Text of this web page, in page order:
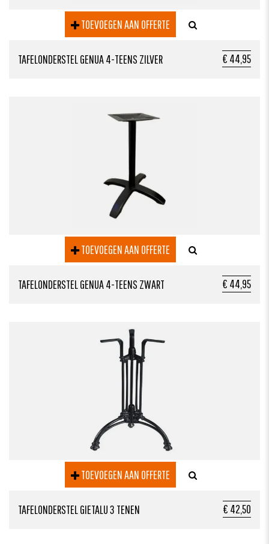
TOEVOEGEN AAN OFFERTE
€ 44,95
TAFELONDERSTEL GENUA 4-TEENS ZILVER
TOEVOEGEN AAN OFFERTE
€ 44,95
TAFELONDERSTEL GENUA 4-TEENS ZWART
TOEVOEGEN AAN OFFERTE
€ 42,50
TAFELONDERSTEL GIETALU 3 TENEN